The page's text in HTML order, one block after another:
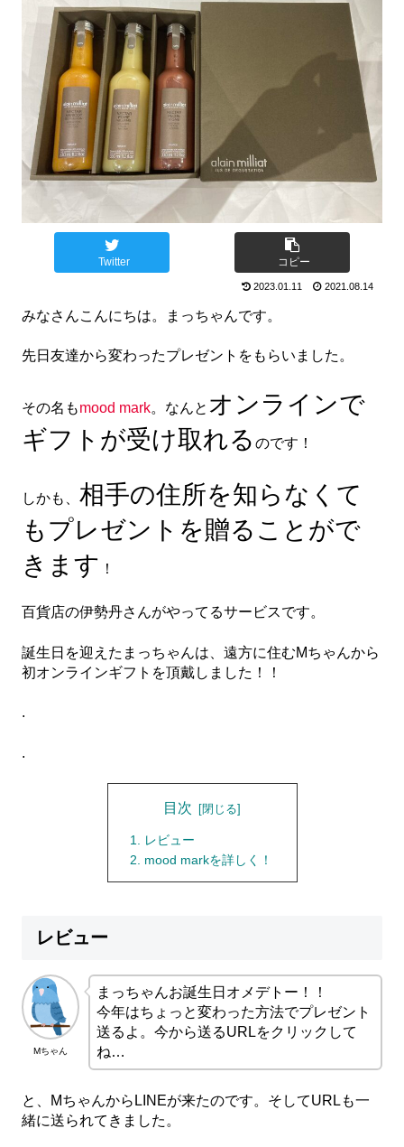
Twitter コピー
2023.01.11 2021.08.14
みなさんこんにちは。まっちゃんです。
先日友達から変わったプレゼントをもらいました。
その名もmood mark。なんと オンラインで
ギフトが受け取れる のです！
しかも、 相手の住所を知らなくて
もプレゼントを贈ることがで
きます ！
百貨店の伊勢丹さんがやってるサービスです。
誕生日を迎えたまっちゃんは、遠方に住むMちゃんから
初オンラインギフトを頂戴しました！！
.
.
目次
レビュー
mood markを詳しく！
レビュー
Mちゃん
まっちゃんお誕生日オメデトー！！
今年はちょっと変わった方法でプレゼント
送るよ。今から送るURLをクリックして
ね…
と、MちゃんからLINEが来たのです。そしてURLも一
緒に送られてきました。